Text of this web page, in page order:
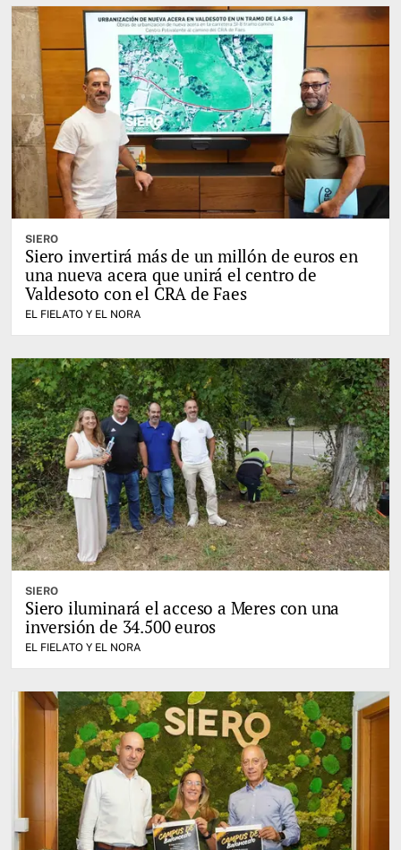
SIERO
Siero invertirá más de un millón de euros en
una nueva acera que unirá el centro de
Valdesoto con el CRA de Faes
EL FIELATO Y EL NORA
SIERO
Siero iluminará el acceso a Meres con una
inversión de 34.500 euros
EL FIELATO Y EL NORA